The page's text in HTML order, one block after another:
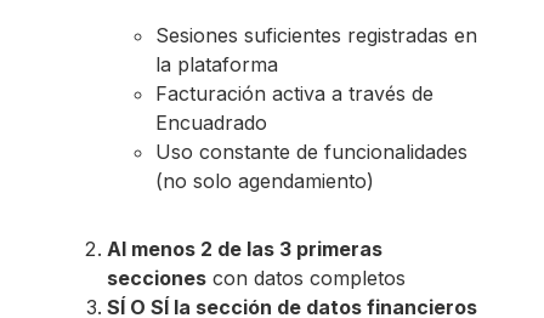
Sesiones suficientes registradas en
la plataforma
Facturación activa a través de
Encuadrado
Uso constante de funcionalidades
(no solo agendamiento)
Al menos 2 de las 3 primeras
secciones con datos completos
SÍ O SÍ la sección de datos financieros